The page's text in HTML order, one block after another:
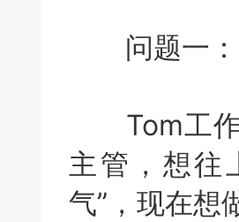
问题一：
Tom工作
主管，想往
气”，现在想